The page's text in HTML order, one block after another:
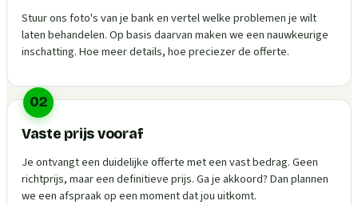
Stuur ons foto's van je bank en vertel welke problemen je wilt
laten behandelen. Op basis daarvan maken we een nauwkeurige
inschatting. Hoe meer details, hoe preciezer de offerte.
02
Vaste prijs vooraf
Je ontvangt een duidelijke offerte met een vast bedrag. Geen
richtprijs, maar een definitieve prijs. Ga je akkoord? Dan plannen
we een afspraak op een moment dat jou uitkomt.